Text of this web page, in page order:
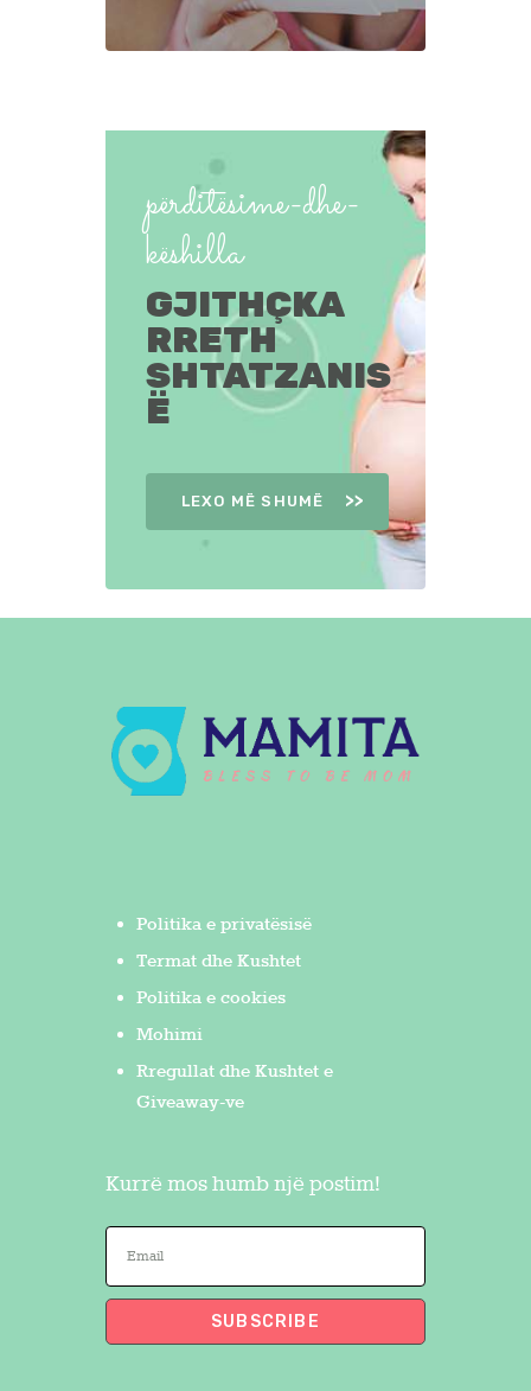
përditësime-dhe-
këshilla
GJITHÇKA
RRETH
SHTATZANIS
Ë
LEXO MË SHUMË
Politika e privatësisë
Termat dhe Kushtet
Politika e cookies
Mohimi
Rregullat dhe Kushtet e
Giveaway-ve
Kurrë mos humb një postim!